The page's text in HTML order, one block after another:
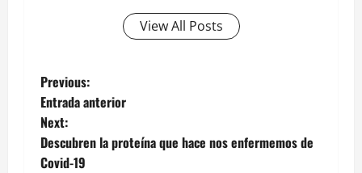
View All Posts
Post
navigation
Previous:
Entrada anterior
Next:
Descubren la proteína que hace nos enfermemos de
Covid-19